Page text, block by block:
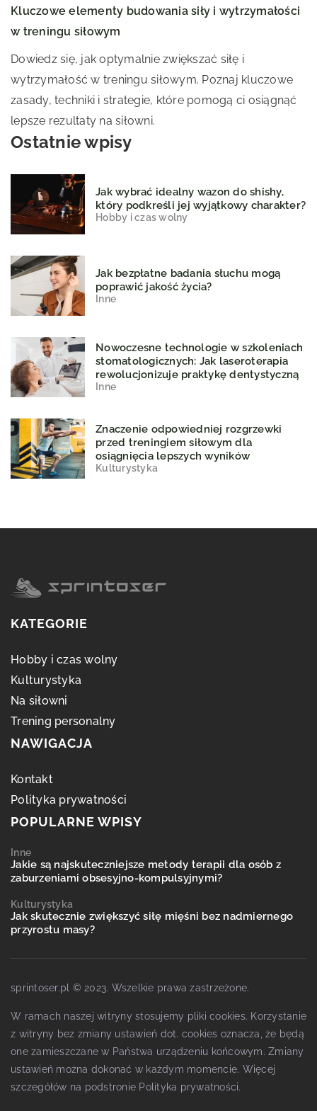
Kluczowe elementy budowania siły i wytrzymałości
w treningu siłowym
Dowiedz się, jak optymalnie zwiększać siłę i
wytrzymałość w treningu siłowym. Poznaj kluczowe
zasady, techniki i strategie, które pomogą ci osiągnąć
lepsze rezultaty na siłowni.
Ostatnie wpisy
Jak wybrać idealny wazon do shishy,
który podkreśli jej wyjątkowy charakter?
Hobby i czas wolny
Jak bezpłatne badania słuchu mogą
poprawić jakość życia?
Inne
Nowoczesne technologie w szkoleniach
stomatologicznych: Jak laseroterapia
rewolucjonizuje praktykę dentystyczną
Inne
Znaczenie odpowiedniej rozgrzewki
przed treningiem siłowym dla
osiągnięcia lepszych wyników
Kulturystyka
KATEGORIE
Hobby i czas wolny
Kulturystyka
Na siłowni
Trening personalny
NAWIGACJA
Kontakt
Polityka prywatności
POPULARNE WPISY
Inne
Jakie są najskuteczniejsze metody terapii dla osób z
zaburzeniami obsesyjno-kompulsyjnymi?
Kulturystyka
Jak skutecznie zwiększyć siłę mięśni bez nadmiernego
przyrostu masy?
sprintoser.pl © 2023. Wszelkie prawa zastrzeżone.
W ramach naszej witryny stosujemy pliki cookies. Korzystanie
z witryny bez zmiany ustawień dot. cookies oznacza, że będą
one zamieszczane w Państwa urządzeniu końcowym. Zmiany
ustawień można dokonać w każdym momencie. Więcej
szczegółów na podstronie Polityka prywatności.